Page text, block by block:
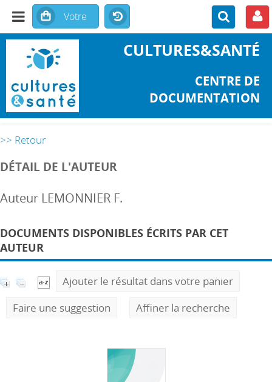
CULTURES&SANTÉ
CENTRE DE
DOCUMENTATION
>> Retour
DÉTAIL DE L'AUTEUR
Auteur LEMONNIER F.
DOCUMENTS DISPONIBLES ÉCRITS PAR CET
AUTEUR
Ajouter le résultat dans votre panier
Faire une suggestion
Affiner la recherche